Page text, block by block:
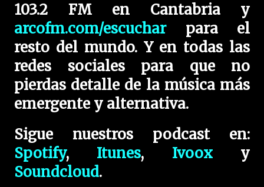
103.2 FM en Cantabria y
arcofm.com/escucharpara el
resto del mundo. Y en todas las
redes sociales para que no
pierdas detalle de la música más
emergente y alternativa.
Sigue nuestros podcast en:
Spotify, Itunes, Ivooxy
Soundcloud.